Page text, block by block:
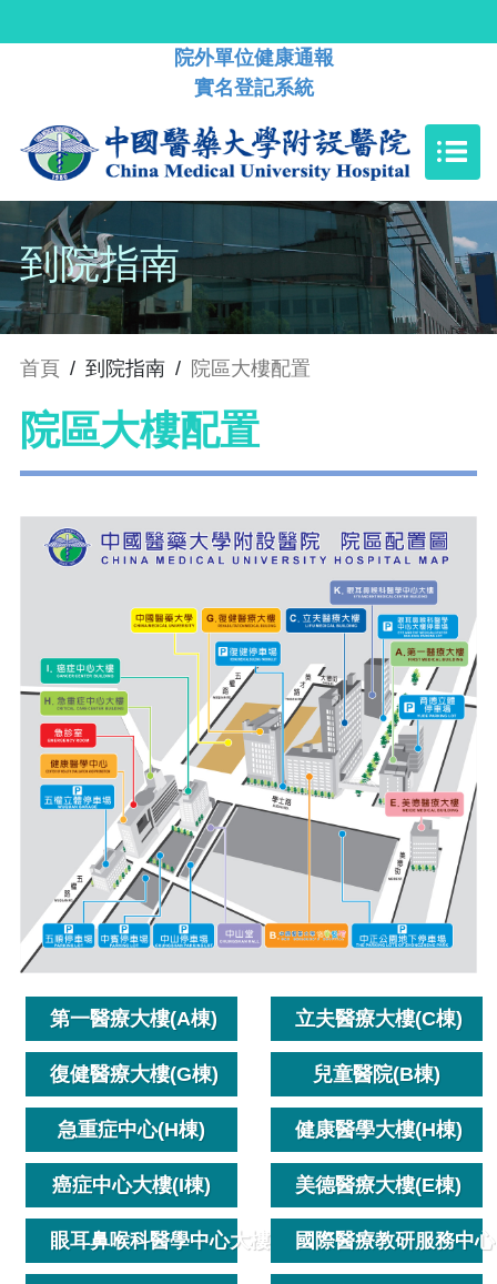
院外單位健康通報
實名登記系統
到院指南
首頁 / 到院指南 / 院區大樓配置
院區大樓配置
第一醫療大樓(A棟) 立夫醫療大樓(C棟)
復健醫療大樓(G棟) 兒童醫院(B棟)
急重症中心(H棟) 健康醫學大樓(H棟)
癌症中心大樓(I棟) 美德醫療大樓(E棟)
眼耳鼻喉科醫學中心大樓(K棟)國際醫療教研服務中